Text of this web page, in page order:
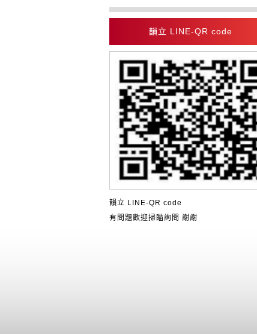
韻立 LINE-QR code
韻立 LINE-QR code
有問題歡迎掃瞄詢問 謝謝